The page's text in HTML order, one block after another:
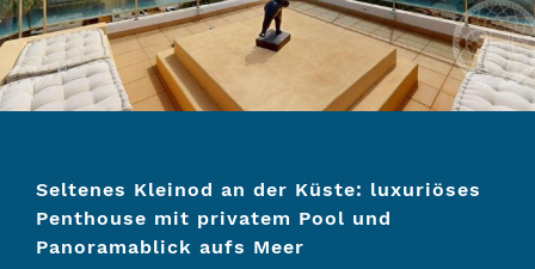
Seltenes Kleinod an der Küste: luxuriöses
Penthouse mit privatem Pool und
Panoramablick aufs Meer